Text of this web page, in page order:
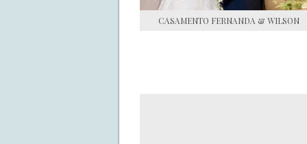
CASAMENTO FERNANDA & WILSON